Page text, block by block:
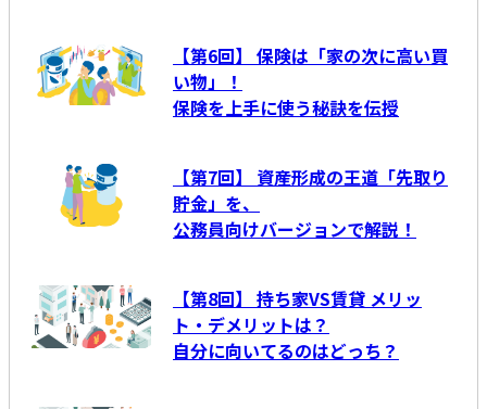
【第6回】 保険は「家の次に高い買
い物」！
保険を上手に使う秘訣を伝授
【第7回】 資産形成の王道「先取り
貯金」を、
公務員向けバージョンで解説！
【第8回】 持ち家VS賃貸 メリッ
ト・デメリットは？
自分に向いてるのはどっち？